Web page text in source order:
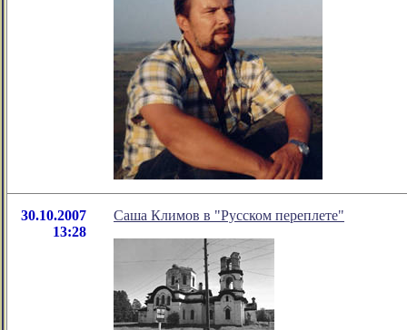
30.10.2007
13:28
Саша Климов в "Русском переплете"